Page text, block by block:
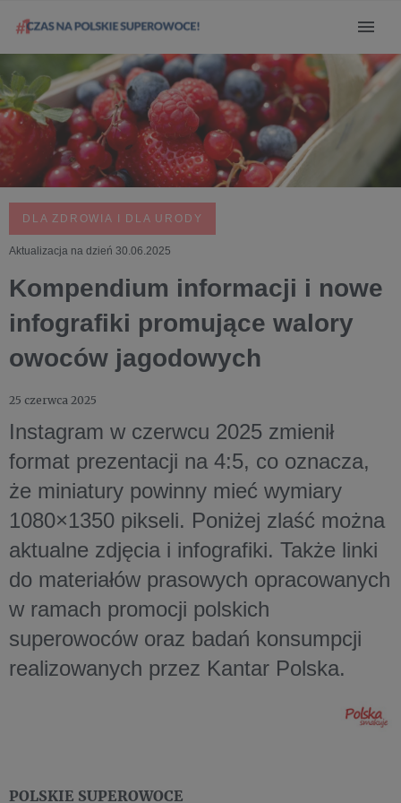
DLA ZDROWIA I DLA URODY
Aktualizacja na dzień 30.06.2025
Kompendium informacji i nowe
infografiki promujące walory
owoców jagodowych
25 czerwca 2025
Instagram w czerwcu 2025 zmienił
format prezentacji na 4:5, co oznacza,
że miniatury powinny mieć wymiary
1080×1350 pikseli. Poniżej zlaść można
aktualne zdjęcia i infografiki. Także linki
do materiałów prasowych opracowanych
w ramach promocji polskich
superowoców oraz badań konsumpcji
realizowanych przez Kantar Polska.
POLSKIE SUPEROWOCE